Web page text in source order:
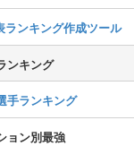
ランキング作成ツール
ンキング
手ランキング
ョン別最強